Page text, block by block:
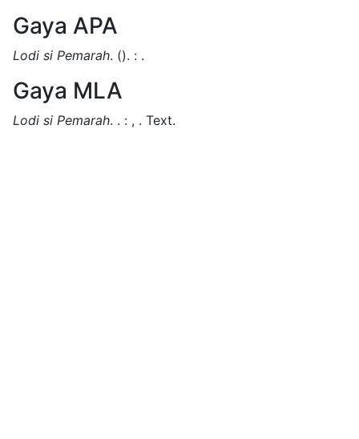
Gaya APA
Lodi si Pemarah. (). : .
Gaya MLA
Lodi si Pemarah. . : , . Text.